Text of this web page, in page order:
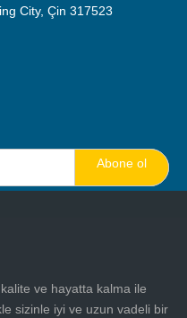
City, Çin 317523
Abone ol
ve hayatta kalma ile
sizinle iyi ve uzun vadeli bir